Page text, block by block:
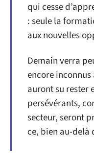
qui cesse
: seule la
aux nouvelles
Demain verra
encore inconnus
auront su rester
persévérants,
secteur, seront
ce, bien au-delà